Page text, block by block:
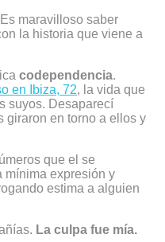
maravilloso saber
la historia que viene a
codependencia.
en Ibiza, 72, la vida que
suyos. Desaparecí
giraron en torno a ellos y
que el se
mínima expresión y
estima a alguien
La culpa fue mía.